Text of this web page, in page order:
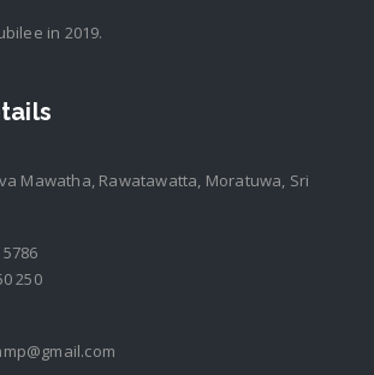
in 2019.
Mawatha, Rawatawatta, Moratuwa, Sri
250